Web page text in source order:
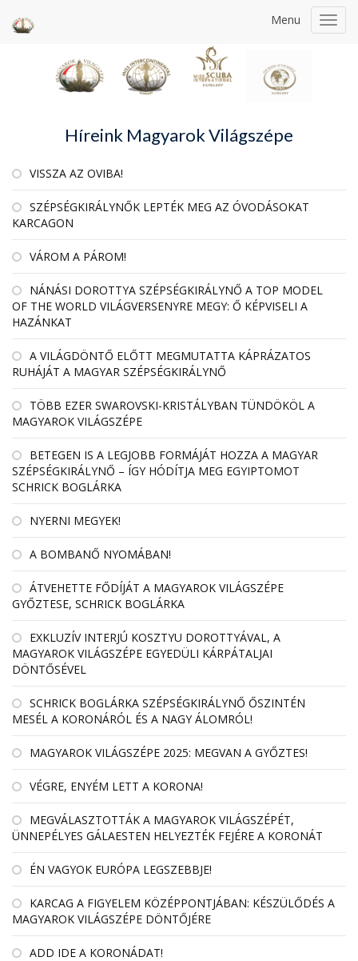
Menu
Híreink Magyarok Világszépe
VISSZA AZ OVIBA!
SZÉPSÉGKIRÁLYNŐK LEPTÉK MEG AZ ÓVODÁSOKAT
KARCAGON
VÁROM A PÁROM!
NÁNÁSI DOROTTYA SZÉPSÉGKIRÁLYNŐ A TOP MODEL
OF THE WORLD VILÁGVERSENYRE MEGY: Ő KÉPVISELI A
HAZÁNKAT
A VILÁGDÖNTŐ ELŐTT MEGMUTATTA KÁPRÁZATOS
RUHÁJÁT A MAGYAR SZÉPSÉGKIRÁLYNŐ
TÖBB EZER SWAROVSKI-KRISTÁLYBAN TÜNDÖKÖL A
MAGYAROK VILÁGSZÉPE
BETEGEN IS A LEGJOBB FORMÁJÁT HOZZA A MAGYAR
SZÉPSÉGKIRÁLYNŐ – ÍGY HÓDÍTJA MEG EGYIPTOMOT
SCHRICK BOGLÁRKA
NYERNI MEGYEK!
A BOMBANŐ NYOMÁBAN!
ÁTVEHETTE FŐDÍJÁT A MAGYAROK VILÁGSZÉPE
GYŐZTESE, SCHRICK BOGLÁRKA
EXKLUZÍV INTERJÚ KOSZTYU DOROTTYÁVAL, A
MAGYAROK VILÁGSZÉPE EGYEDÜLI KÁRPÁTALJAI
DÖNTŐSÉVEL
SCHRICK BOGLÁRKA SZÉPSÉGKIRÁLYNŐ ŐSZINTÉN
MESÉL A KORONÁRÓL ÉS A NAGY ÁLOMRÓL!
MAGYAROK VILÁGSZÉPE 2025: MEGVAN A GYŐZTES!
VÉGRE, ENYÉM LETT A KORONA!
MEGVÁLASZTOTTÁK A MAGYAROK VILÁGSZÉPÉT,
ÜNNEPÉLYES GÁLAESTEN HELYEZTÉK FEJÉRE A KORONÁT
ÉN VAGYOK EURÓPA LEGSZEBBJE!
KARCAG A FIGYELEM KÖZÉPPONTJÁBAN: KÉSZÜLŐDÉS A
MAGYAROK VILÁGSZÉPE DÖNTŐJÉRE
ADD IDE A KORONÁDAT!